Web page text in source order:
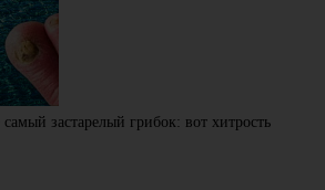
застарелый грибок: вот хитрость